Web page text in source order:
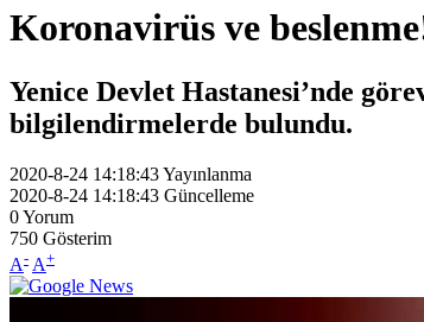
Koronavirüs ve
Yenice Devlet Hastanesi’nde
bilgilendirmelerde bulundu.
2020-8-24 14:18:43Yayınlanma
2020-8-24 14:18:43 Güncelleme
0Yorum
750 Gösterim
A- A+